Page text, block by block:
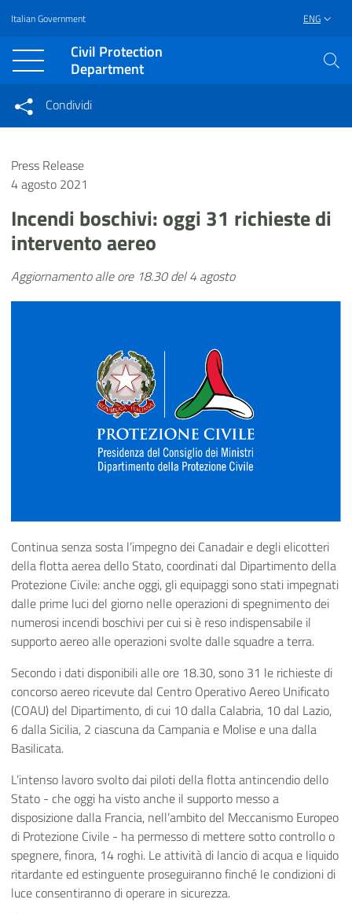
Vai al contenuto principale
Raggiungi il piè di pagina
Italian Government ENG
Civil Protection
Department
Condividi su Facebook
Condividi
Condividi sui social network
Press Release
4 agosto 2021
Incendi boschivi: oggi 31 richieste di
intervento aereo
Aggiornamento alle ore 18.30 del 4 agosto
Continua senza sosta l’impegno dei Canadair e degli elicotteri
della flotta aerea dello Stato, coordinati dal Dipartimento della
Protezione Civile: anche oggi, gli equipaggi sono stati impegnati
dalle prime luci del giorno nelle operazioni di spegnimento dei
numerosi incendi boschivi per cui si è reso indispensabile il
supporto aereo alle operazioni svolte dalle squadre a terra.
Secondo i dati disponibili alle ore 18.30, sono 31 le richieste di
concorso aereo ricevute dal Centro Operativo Aereo Unificato
(COAU) del Dipartimento, di cui 10 dalla Calabria, 10 dal Lazio,
6 dalla Sicilia, 2 ciascuna da Campania e Molise e una dalla
Basilicata.
L’intenso lavoro svolto dai piloti della flotta antincendio dello
Stato - che oggi ha visto anche il supporto messo a
disposizione dalla Francia, nell’ambito del Meccanismo Europeo
di Protezione Civile - ha permesso di mettere sotto controllo o
spegnere, finora, 14 roghi. Le attività di lancio di acqua e liquido
ritardante ed estinguente proseguiranno finché le condizioni di
luce consentiranno di operare in sicurezza.